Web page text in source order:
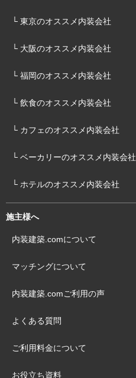
└ 東京のオススメ内装会社
└ 大阪のオススメ内装会社
└ 福岡のオススメ内装会社
└ 飲食のオススメ内装会社
└ カフェのオススメ内装会社
└ ベーカリーのオススメ内装会社
└ ホテルのオススメ内装会社
施主様へ
内装建築.comについて
マッチングについて
内装建築.comご利用の声
よくある質問
ご利用料金について
お役立ち資料